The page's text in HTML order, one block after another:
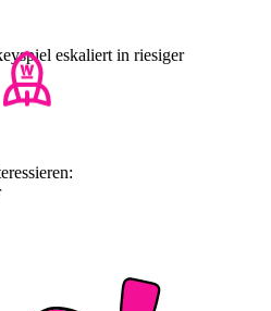
eskaliert in riesiger